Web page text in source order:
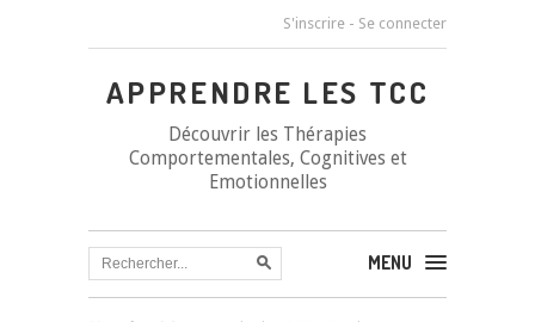
S'inscrire - Se connecter
APPRENDRE LES TCC
Découvrir les Thérapies
Comportementales, Cognitives et
Emotionnelles
MENU